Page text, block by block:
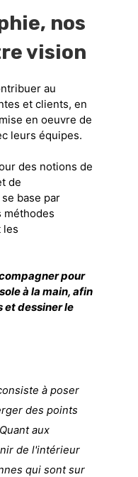
nos
vision
au
et clients, en
en oeuvre de
leurs équipes.
des notions de
de
base par
méthodes
les
pour
à la main, afin
dessiner le
à poser
des points
aux
de l'intérieur
qui sont sur